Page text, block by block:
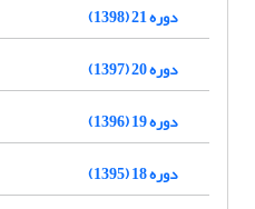
دوره 21 (1398)
دوره 20 (1397)
دوره 19 (1396)
دوره 18 (1395)